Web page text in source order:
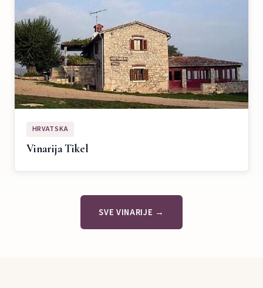
HRVATSKA
Vinarija Tikel
SVE VINARIJE →